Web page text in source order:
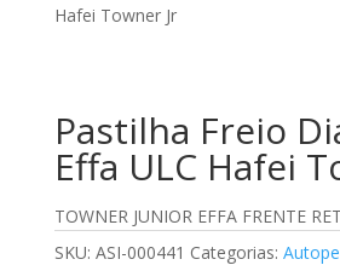
Hafei Towner Jr
Pastilha Freio
Effa ULC Hafei
TOWNER JUNIOR EFFA FRENTE
SKU: ASI-000441 Categorias: